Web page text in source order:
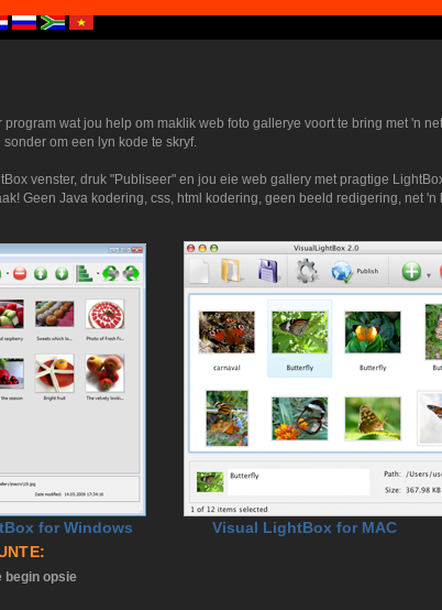
wat jou help om maklik web foto gallerye voort te bring met 'n
om een lyn kode te skryf.
venster, druk "Publiseer" en jou eie web gallery met pragtige
Geen Java kodering, css, html kodering, geen beeld redigering, net 'n
for Windows
Visual LightBox for MAC
begin opsie